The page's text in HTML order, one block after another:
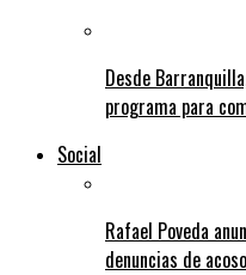
Desde
programa para
Social
Rafael Poveda
denuncias de